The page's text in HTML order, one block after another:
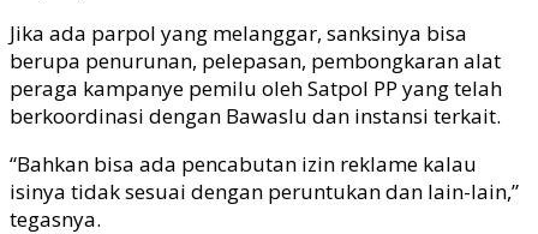
Jika ada parpol yang melanggar, sanksinya bisa
berupa penurunan, pelepasan, pembongkaran alat
peraga kampanye pemilu oleh Satpol PP yang telah
berkoordinasi dengan Bawaslu dan instansi terkait.
“Bahkan bisa ada pencabutan izin reklame kalau
isinya tidak sesuai dengan peruntukan dan lain-lain,”
tegasnya.